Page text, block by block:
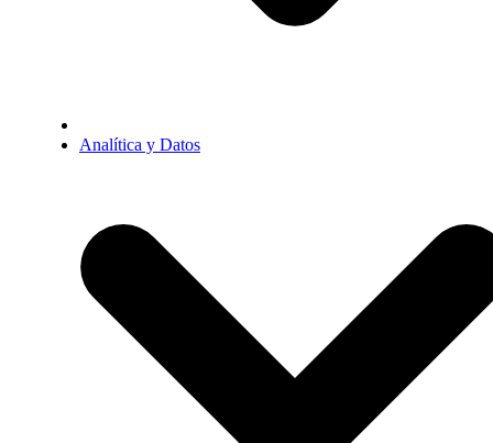
Analítica y Datos